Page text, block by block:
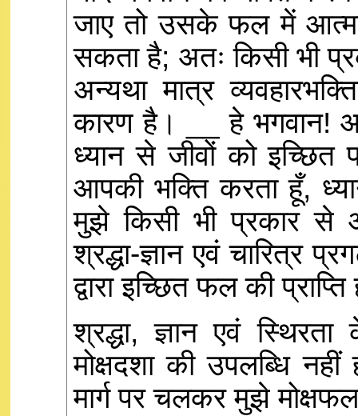
जाए तो उसके फल में
सकता है; अतः किसी भी
अन्यथा मात्र
कारण है। __ हे भगवान!
ध्यान से जीवों को इच्छित
आपकी भक्ति करता हूँ,
मुझे किसी भी प्रकार से
श्रद्धा-ज्ञान एवं चारित्र
द्वारा इच्छित फल की
श्रद्धा, ज्ञान एवं
मोक्षदशा की उपलब्धि
मार्ग पर चलकर मुझे